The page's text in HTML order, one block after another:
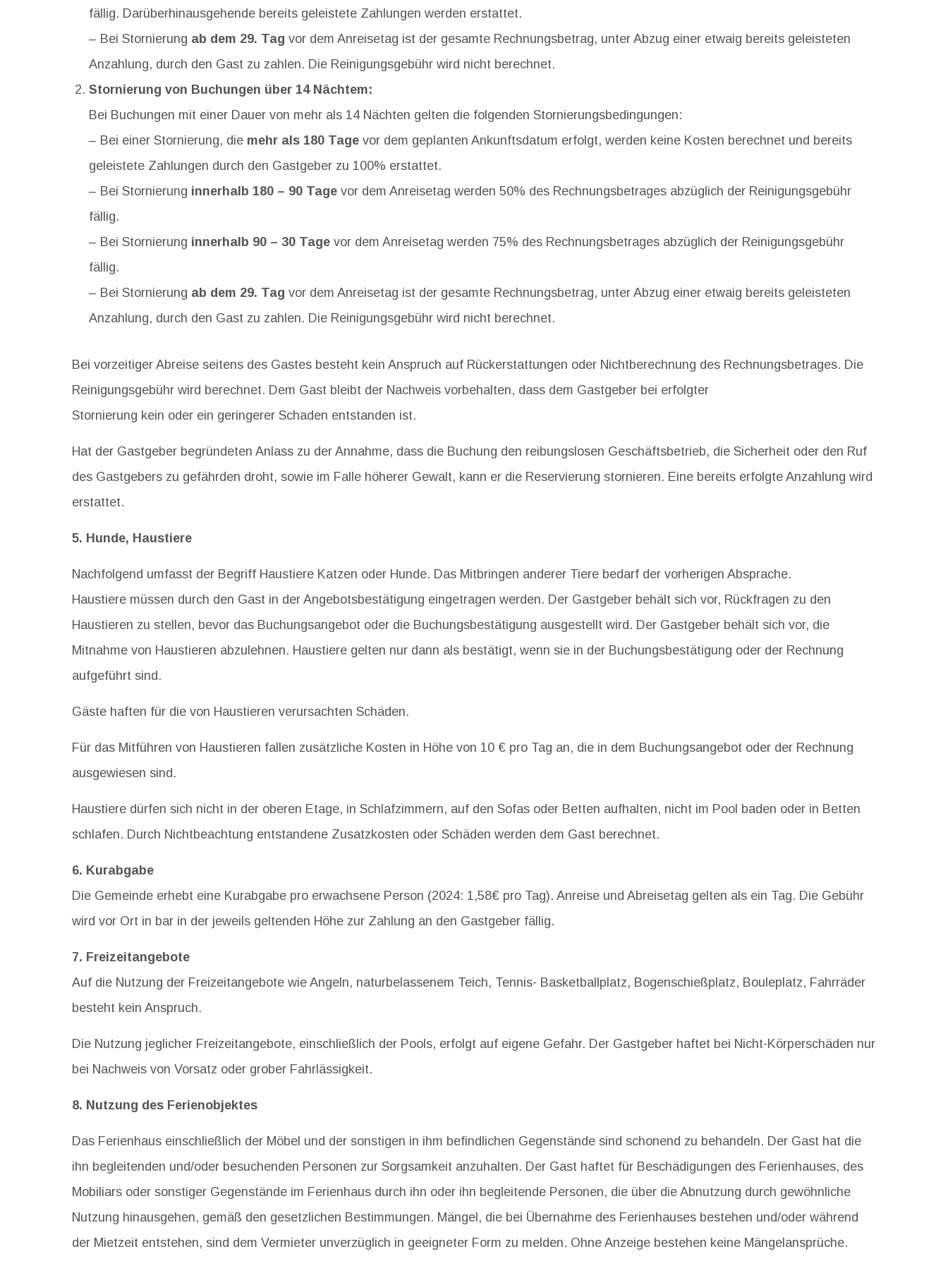
fällig. Darüberhinausgehende bereits geleistete Zahlungen werden erstattet.
– Bei Stornierung ab dem 29. Tag vor dem Anreisetag ist der gesamte Rechnungsbetrag, unter Abzug einer etwaig bereits geleisteten
Anzahlung, durch den Gast zu zahlen. Die Reinigungsgebühr wird nicht berechnet.
Stornierung von Buchungen über 14 Nächtem:
Bei Buchungen mit einer Dauer von mehr als 14 Nächten gelten die folgenden Stornierungsbedingungen:
– Bei einer Stornierung, die mehr als 180 Tage vor dem geplanten Ankunftsdatum erfolgt, werden keine Kosten berechnet und bereits
geleistete Zahlungen durch den Gastgeber zu 100% erstattet.
– Bei Stornierung innerhalb 180 – 90 Tage vor dem Anreisetag werden 50% des Rechnungsbetrages abzüglich der Reinigungsgebühr
fällig.
– Bei Stornierung innerhalb 90 – 30 Tage vor dem Anreisetag werden 75% des Rechnungsbetrages abzüglich der Reinigungsgebühr
fällig.
– Bei Stornierung ab dem 29. Tag vor dem Anreisetag ist der gesamte Rechnungsbetrag, unter Abzug einer etwaig bereits geleisteten
Anzahlung, durch den Gast zu zahlen. Die Reinigungsgebühr wird nicht berechnet.
Bei vorzeitiger Abreise seitens des Gastes besteht kein Anspruch auf Rückerstattungen oder Nichtberechnung des Rechnungsbetrages. Die
Reinigungsgebühr wird berechnet. Dem Gast bleibt der Nachweis vorbehalten, dass dem Gastgeber bei erfolgter
Stornierung kein oder ein geringerer Schaden entstanden ist.
Hat der Gastgeber begründeten Anlass zu der Annahme, dass die Buchung den reibungslosen Geschäftsbetrieb, die Sicherheit oder den Ruf
des Gastgebers zu gefährden droht, sowie im Falle höherer Gewalt, kann er die Reservierung stornieren. Eine bereits erfolgte Anzahlung wird
erstattet.
5. Hunde, Haustiere
Nachfolgend umfasst der Begriff Haustiere Katzen oder Hunde. Das Mitbringen anderer Tiere bedarf der vorherigen Absprache.
Haustiere müssen durch den Gast in der Angebotsbestätigung eingetragen werden. Der Gastgeber behält sich vor, Rückfragen zu den
Haustieren zu stellen, bevor das Buchungsangebot oder die Buchungsbestätigung ausgestellt wird. Der Gastgeber behält sich vor, die
Mitnahme von Haustieren abzulehnen. Haustiere gelten nur dann als bestätigt, wenn sie in der Buchungsbestätigung oder der Rechnung
aufgeführt sind.
Gäste haften für die von Haustieren verursachten Schäden.
Für das Mitführen von Haustieren fallen zusätzliche Kosten in Höhe von 10 € pro Tag an, die in dem Buchungsangebot oder der Rechnung
ausgewiesen sind.
Haustiere dürfen sich nicht in der oberen Etage, in Schlafzimmern, auf den Sofas oder Betten aufhalten, nicht im Pool baden oder in Betten
schlafen. Durch Nichtbeachtung entstandene Zusatzkosten oder Schäden werden dem Gast berechnet.
6. Kurabgabe
Die Gemeinde erhebt eine Kurabgabe pro erwachsene Person (2024: 1,58€ pro Tag). Anreise und Abreisetag gelten als ein Tag. Die Gebühr
wird vor Ort in bar in der jeweils geltenden Höhe zur Zahlung an den Gastgeber fällig.
7. Freizeitangebote
Auf die Nutzung der Freizeitangebote wie Angeln, naturbelassenem Teich, Tennis- Basketballplatz, Bogenschießplatz, Bouleplatz, Fahrräder
besteht kein Anspruch.
Die Nutzung jeglicher Freizeitangebote, einschließlich der Pools, erfolgt auf eigene Gefahr. Der Gastgeber haftet bei Nicht-Körperschäden nur
bei Nachweis von Vorsatz oder grober Fahrlässigkeit.
8. Nutzung des Ferienobjektes
Das Ferienhaus einschließlich der Möbel und der sonstigen in ihm befindlichen Gegenstände sind schonend zu behandeln. Der Gast hat die
ihn begleitenden und/oder besuchenden Personen zur Sorgsamkeit anzuhalten. Der Gast haftet für Beschädigungen des Ferienhauses, des
Mobiliars oder sonstiger Gegenstände im Ferienhaus durch ihn oder ihn begleitende Personen, die über die Abnutzung durch gewöhnliche
Nutzung hinausgehen, gemäß den gesetzlichen Bestimmungen. Mängel, die bei Übernahme des Ferienhauses bestehen und/oder während
der Mietzeit entstehen, sind dem Vermieter unverzüglich in geeigneter Form zu melden. Ohne Anzeige bestehen keine Mängelansprüche.